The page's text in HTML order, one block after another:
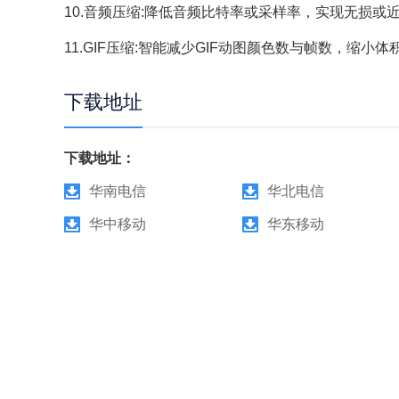
10.音频压缩:降低音频比特率或采样率，实现无损或
11.GIF压缩:智能减少GIF动图颜色数与帧数，缩小体
下载地址
下载地址：
华南电信 华北电信
华中移动 华东移动